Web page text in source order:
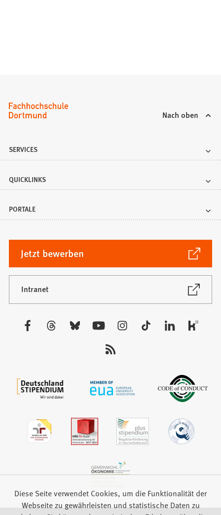
Nach oben
SERVICES
QUICKLINKS
PORTALE
Jetzt bewerben
(Öffnet
in
einem
neuen
Tab)
Intranet
(Öffnet
neuen
Besuchen
Diese Seite verwendet Cookies, um die Funktionalität der
Webseite zu gewährleisten und statistische Daten zu